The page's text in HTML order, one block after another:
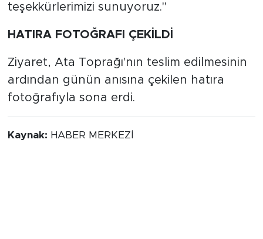
teşekkürlerimizi sunuyoruz."
HATIRA FOTOĞRAFI ÇEKİLDİ
Ziyaret, Ata Toprağı'nın teslim edilmesinin
ardından günün anısına çekilen hatıra
fotoğrafıyla sona erdi.
Kaynak: HABER MERKEZİ